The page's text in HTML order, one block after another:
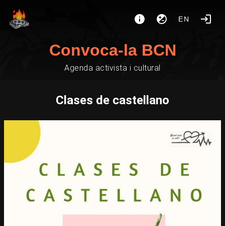
EN
Convoca-la BCN
Agenda activista i cultural
Clases de castellano